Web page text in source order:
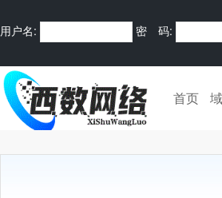
用户名: 密 码:
首页